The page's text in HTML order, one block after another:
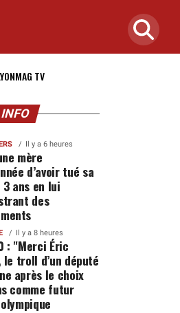
TV
Il y a 6 heures
mère
d’avoir tué sa
ans en lui
des
Il y a 8 heures
: "Merci Éric
troll d’un député
après le choix
comme futur